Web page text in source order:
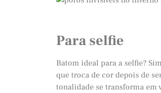
Para selfie
Batom ideal para a selfie?
que troca de cor depois de
tonalidade se transforma